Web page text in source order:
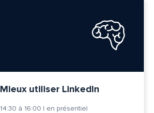
Mieux utiliser LinkedIn
14:30 à 16:00 | en présentiel